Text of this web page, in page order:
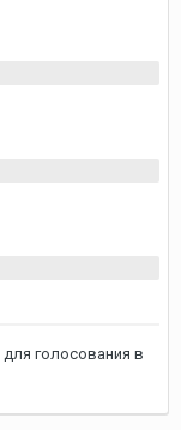
для голосования в